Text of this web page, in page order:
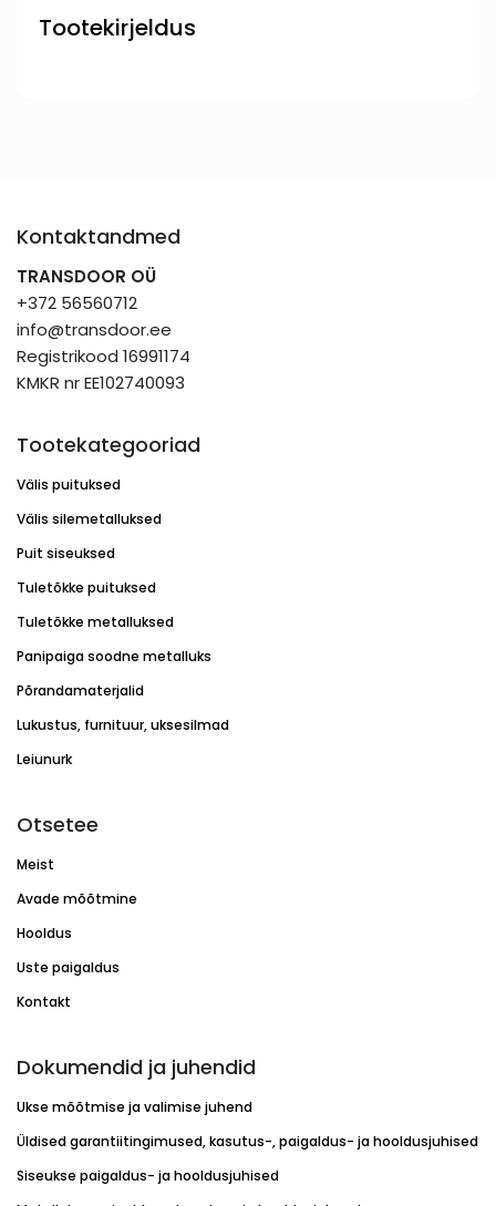
Tootekirjeldus
Kontaktandmed
TRANSDOOR OÜ
+372 56560712
info@transdoor.ee
Registrikood 16991174
KMKR nr EE102740093
Tootekategooriad
Välis puituksed
Välis silemetalluksed
Puit siseuksed
Tuletõkke puituksed
Tuletõkke metalluksed
Panipaiga soodne metalluks
Põrandamaterjalid
Lukustus, furnituur, uksesilmad
Leiunurk
Otsetee
Meist
Avade mõõtmine
Hooldus
Uste paigaldus
Kontakt
Dokumendid ja juhendid
Ukse mõõtmise ja valimise juhend
Üldised garantiitingimused, kasutus-, paigaldus- ja hooldusjuhised
Siseukse paigaldus- ja hooldusjuhised